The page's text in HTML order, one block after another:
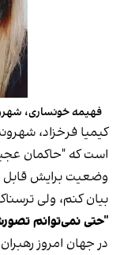
فهیمه خونساری،
کیمیا فرخزاد،
است که "حاکمان
وضعیت برایش قابل
بیان کنم، ولی
"حتی نمی‌توانم
در جهان امروز